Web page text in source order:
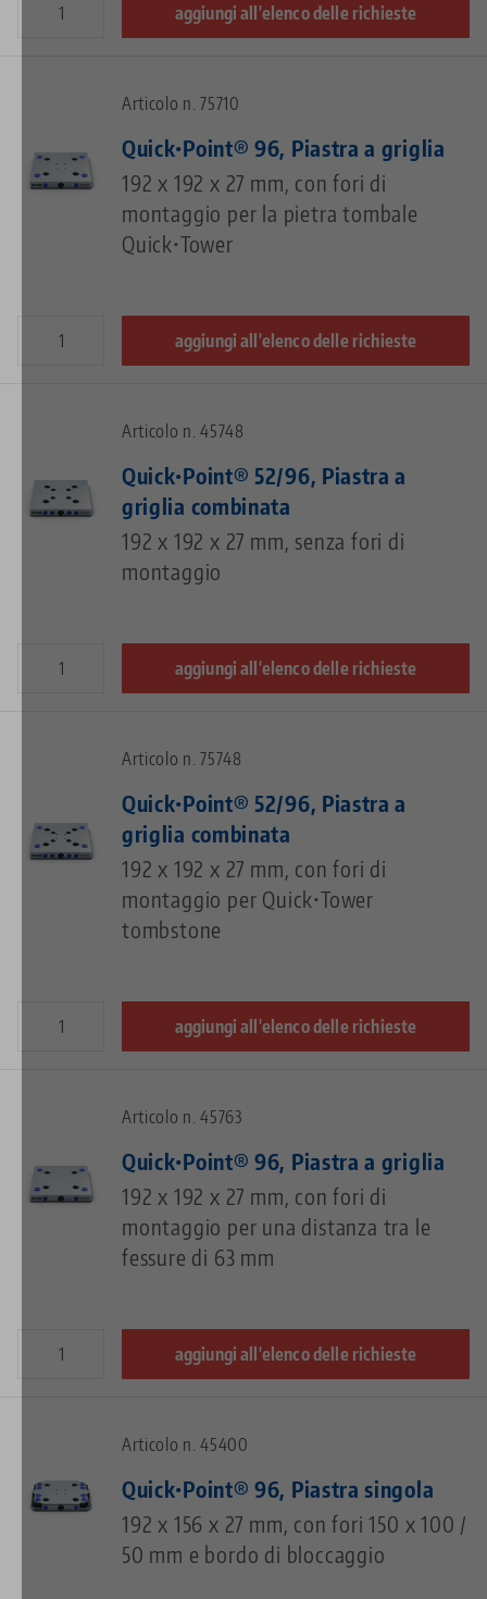
aggiungi all'elenco delle richieste
Articolo n. 75710
Quick•Point® 96, Piastra a griglia
192 x 192 x 27 mm, con fori di
montaggio per la pietra tombale
Quick•Tower
aggiungi all'elenco delle richieste
Articolo n. 45748
Quick•Point® 52/96, Piastra a
griglia combinata
192 x 192 x 27 mm, senza fori di
montaggio
aggiungi all'elenco delle richieste
Articolo n. 75748
Quick•Point® 52/96, Piastra a
griglia combinata
192 x 192 x 27 mm, con fori di
montaggio per Quick•Tower
tombstone
aggiungi all'elenco delle richieste
Articolo n. 45763
Quick•Point® 96, Piastra a griglia
192 x 192 x 27 mm, con fori di
montaggio per una distanza tra le
fessure di 63 mm
aggiungi all'elenco delle richieste
Articolo n. 45400
Quick•Point® 96, Piastra singola
192 x 156 x 27 mm, con fori 150 x 100 /
50 mm e bordo di bloccaggio